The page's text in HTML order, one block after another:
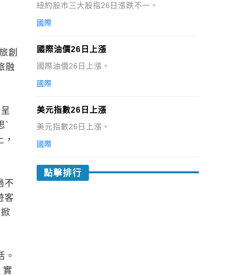
創
融
`
不
客
。
實
紐約股市三大股指26日漲跌不一。
國際
國際油價26日上漲
國際油價26日上漲。
國際
美元指數26日上漲
美元指數26日上漲。
國際
點擊排行